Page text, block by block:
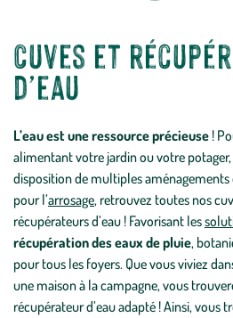
Cuves et
d’eau
L’eau est une ressource précieuse !
alimentant votre jardin ou votre
disposition de multiples
pour l’arrosage, retrouvez toutes nos
récupérateurs d’eau ! Favorisant les
récupération des eaux de pluie,
pour tous les foyers. Que vous viviez
une maison à la campagne, vous
récupérateur d’eau adapté ! Ainsi, vous